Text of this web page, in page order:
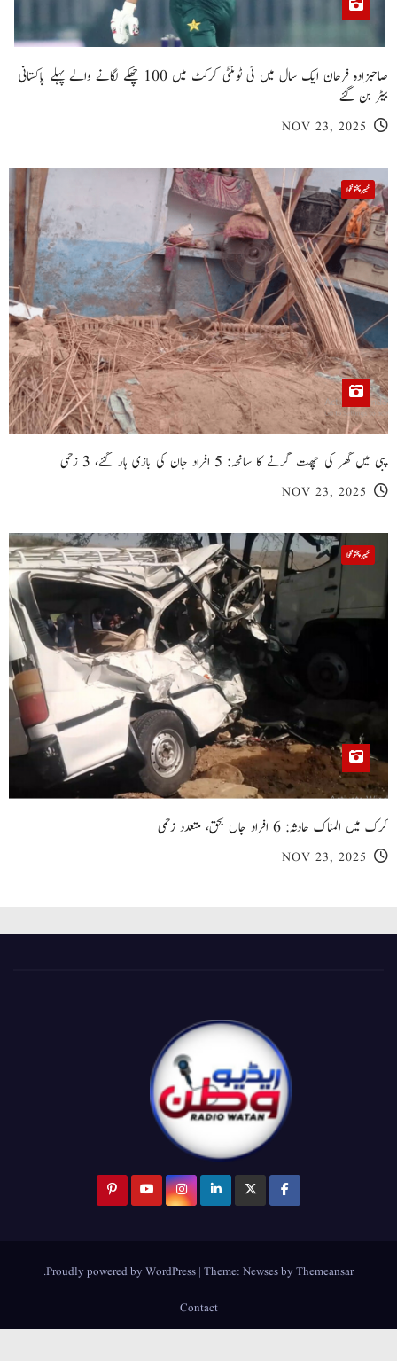
صاحبزادہ فرحان ایک سال میں ٹی ٹوئنٹی کرکٹ میں 100 چھکے لگانے والے پہلے پاکستانی
بیٹر بن گئے
NOV 23, 2025
خیبر پختونخوا
پبی میں گھر کی چھت گرنے کا سانحہ: 5 افراد جان کی بازی ہار گئے، 3 زخمی
NOV 23, 2025
خیبر پختونخوا
کرک میں المناک حادثہ: 6 افراد جاں بحق، متعدد زخمی
NOV 23, 2025
Proudly powered by WordPress |Theme:NewsesbyThemeansar
.
Contact